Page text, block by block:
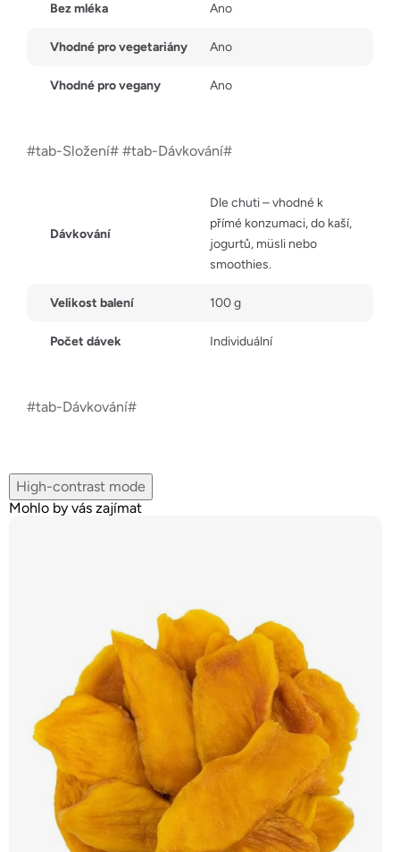
Bez mléka Ano
Vhodné pro vegetariány Ano
Vhodné pro vegany Ano
#tab-Složení# #tab-Dávkování#
Dávkování
Dle chuti – vhodné k
přímé konzumaci, do kaší,
jogurtů, müsli nebo
smoothies.
Velikost balení 100 g
Počet dávek Individuální
#tab-Dávkování#
High-contrast mode
Mohlo by vás zajímat